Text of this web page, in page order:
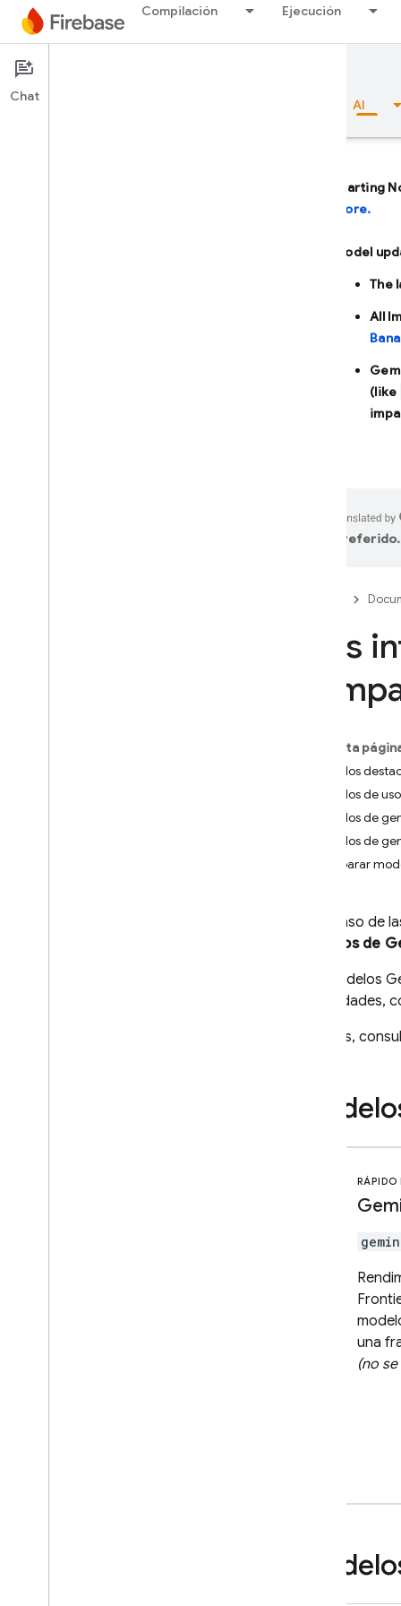
Compilación Ejecución
Documentation
Descripción general AI
Starting
more.
Model
The
All
(like
Más
En esta
Modelos
Modelos de
Modelos de
Modelos de
Comparar
En el caso de
modelos de
Los modelos
modalidades,
Además,
RÁPIDO
una
(no se
Chat